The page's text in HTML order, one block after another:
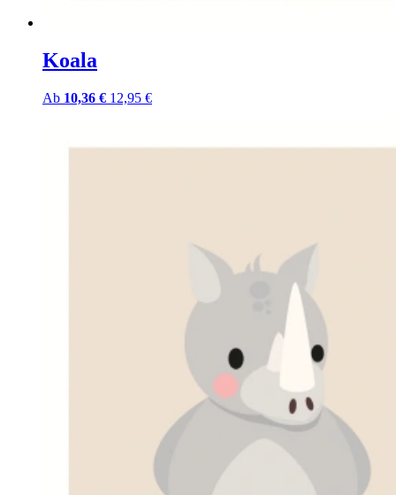
Koala
Ab 10,36 € 12,95 €